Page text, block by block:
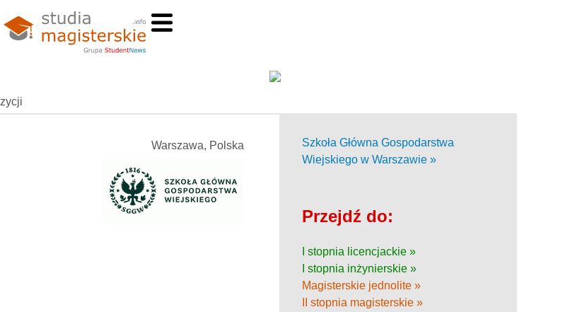
Warszawa, Polska
Szkoła Główna Gospodarstwa
Wiejskiego w Warszawie »
Przejdź do:
I stopnia licencjackie »
I stopnia inżynierskie »
Magisterskie jednolite »
II stopnia magisterskie »